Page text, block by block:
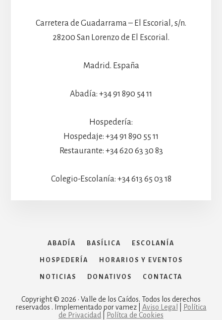
Carretera de Guadarrama – El Escorial, s/n.
28200 San Lorenzo de El Escorial.
Madrid. España
Abadía: +34 91 890 54 11
Hospedería:
Hospedaje: +34 91 890 55 11
Restaurante: +34 620 63 30 83
Colegio-Escolanía: +34 613 65 03 18
ABADÍA BASÍLICA ESCOLANÍA
HOSPEDERÍA HORARIOS Y EVENTOS
NOTICIAS DONATIVOS CONTACTA
Copyright © 2026 · Valle de los Caídos. Todos los derechos
reservados . Implementado por vamez | Aviso Legal
Política
de Privacidad
Polítca de Cookies